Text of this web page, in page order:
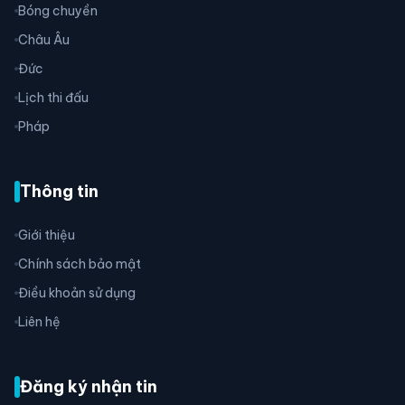
Bóng chuyền
Châu Âu
Đức
Lịch thi đấu
Pháp
Thông tin
Giới thiệu
Chính sách bảo mật
Điều khoản sử dụng
Liên hệ
Đăng ký nhận tin